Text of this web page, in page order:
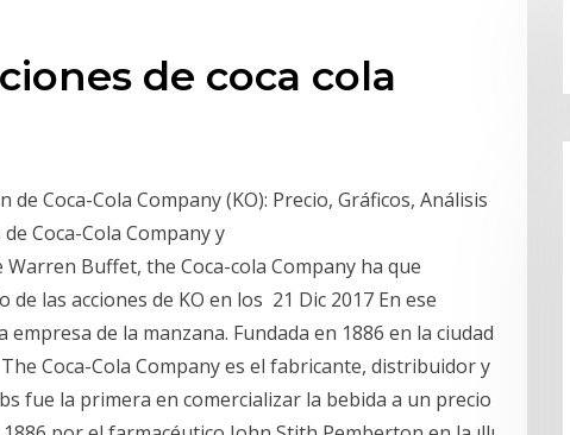
de coca cola
Coca-Cola Company (KO): Precio, Gráficos, Análisis
Coca-Cola Company y
Buffet, the Coca-cola Company ha que
las acciones de KO en los 21 Dic 2017 En ese
de la manzana. Fundada en 1886 en la ciudad
Coca-Cola Company es el fabricante, distribuidor y
fue la primera en comercializar la bebida a un precio